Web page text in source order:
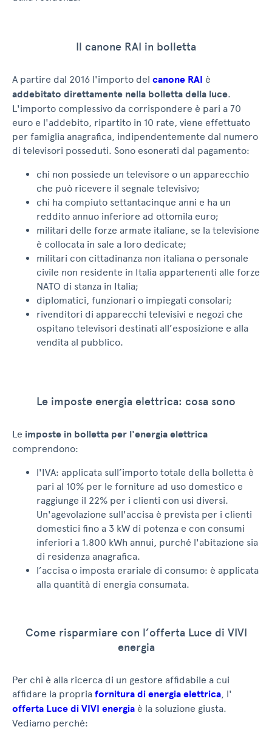
Il canone RAI in bolletta
A partire dal 2016 l'importo del canone RAI è
addebitato direttamente nella bolletta della luce.
L'importo complessivo da corrispondere è pari a 70
euro e l'addebito, ripartito in 10 rate, viene effettuato
per famiglia anagrafica, indipendentemente dal numero
di televisori posseduti. Sono esonerati dal pagamento:
chi non possiede un televisore o un apparecchio
che può ricevere il segnale televisivo;
chi ha compiuto settantacinque anni e ha un
reddito annuo inferiore ad ottomila euro;
militari delle forze armate italiane, se la televisione
è collocata in sale a loro dedicate;
militari con cittadinanza non italiana o personale
civile non residente in Italia appartenenti alle forze
NATO di stanza in Italia;
diplomatici, funzionari o impiegati consolari;
rivenditori di apparecchi televisivi e negozi che
ospitano televisori destinati all’esposizione e alla
vendita al pubblico.
Le imposte energia elettrica: cosa sono
Le imposte in bolletta per l'energia elettrica
comprendono:
l'IVA: applicata sull’importo totale della bolletta è
pari al 10% per le forniture ad uso domestico e
raggiunge il 22% per i clienti con usi diversi.
Un'agevolazione sull'accisa è prevista per i clienti
domestici fino a 3 kW di potenza e con consumi
inferiori a 1.800 kWh annui, purché l'abitazione sia
di residenza anagrafica.
l’accisa o imposta erariale di consumo: è applicata
alla quantità di energia consumata.
Come risparmiare con l’offerta Luce di VIVI
energia
Per chi è alla ricerca di un gestore affidabile a cui
affidare la propria fornitura di energia elettrica, l'
offerta Luce di VIVI energia è la soluzione giusta.
Vediamo perché: